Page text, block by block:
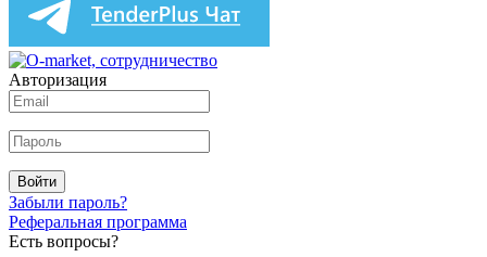
Авторизация
Войти
Забыли пароль?
Реферальная программа
Есть вопросы?